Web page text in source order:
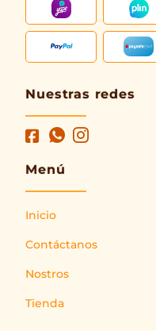
Nuestras redes
Menú
Inicio
Contáctanos
Nostros
Tienda